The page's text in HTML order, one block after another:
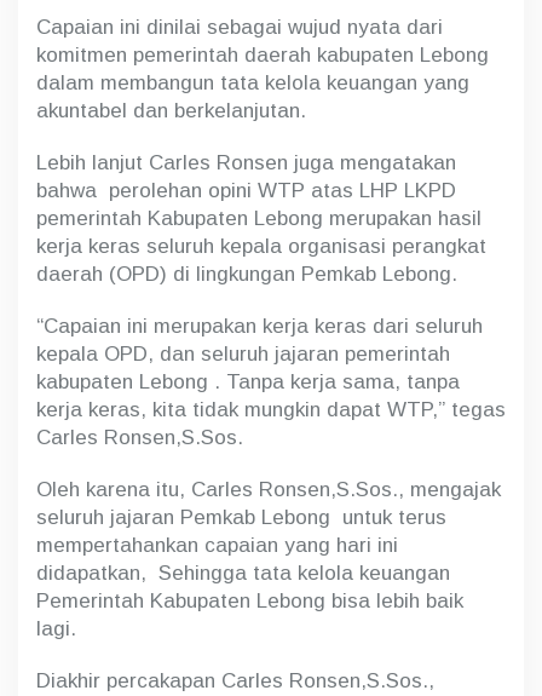
Capaian ini dinilai sebagai wujud nyata dari
komitmen pemerintah daerah kabupaten Lebong
dalam membangun tata kelola keuangan yang
akuntabel dan berkelanjutan.
Lebih lanjut Carles Ronsen juga mengatakan
bahwa perolehan opini WTP atas LHP LKPD
pemerintah Kabupaten Lebong merupakan hasil
kerja keras seluruh kepala organisasi perangkat
daerah (OPD) di lingkungan Pemkab Lebong.
“Capaian ini merupakan kerja keras dari seluruh
kepala OPD, dan seluruh jajaran pemerintah
kabupaten Lebong . Tanpa kerja sama, tanpa
kerja keras, kita tidak mungkin dapat WTP,” tegas
Carles Ronsen,S.Sos.
Oleh karena itu, Carles Ronsen,S.Sos., mengajak
seluruh jajaran Pemkab Lebong untuk terus
mempertahankan capaian yang hari ini
didapatkan, Sehingga tata kelola keuangan
Pemerintah Kabupaten Lebong bisa lebih baik
lagi.
Diakhir percakapan Carles Ronsen,S.Sos.,